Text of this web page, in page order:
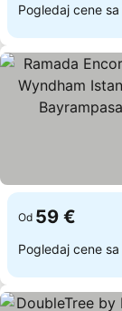
Pogledaj cene sa
Od 59 €
Pogledaj cene sa